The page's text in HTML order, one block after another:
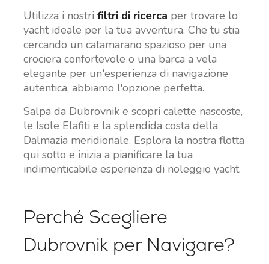
Utilizza i nostri filtri di ricerca per trovare lo
yacht ideale per la tua avventura. Che tu stia
cercando un catamarano spazioso per una
crociera confortevole o una barca a vela
elegante per un'esperienza di navigazione
autentica, abbiamo l'opzione perfetta.
Salpa da Dubrovnik e scopri calette nascoste,
le Isole Elafiti e la splendida costa della
Dalmazia meridionale. Esplora la nostra flotta
qui sotto e inizia a pianificare la tua
indimenticabile esperienza di noleggio yacht.
Perché Scegliere
Dubrovnik per Navigare?